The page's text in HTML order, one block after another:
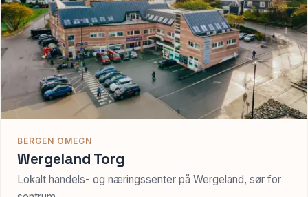
BERGEN OMEGN
Wergeland Torg
Lokalt handels- og næringssenter på Wergeland, sør for